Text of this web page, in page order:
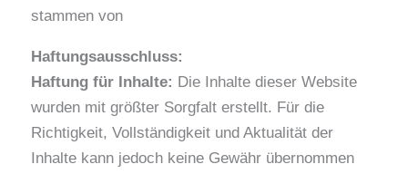
stammen von
Haftungsausschluss:
Haftung für Inhalte: Die Inhalte dieser Website
wurden mit größter Sorgfalt erstellt. Für die
Richtigkeit, Vollständigkeit und Aktualität der
Inhalte kann jedoch keine Gewähr übernommen